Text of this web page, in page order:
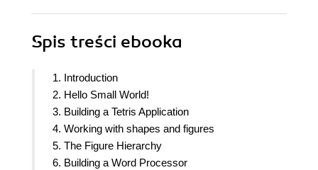
Spis treści ebooka
1. Introduction
2. Hello Small World!
3. Building a Tetris Application
4. Working with shapes and figures
5. The Figure Hierarchy
6. Building a Word Processor